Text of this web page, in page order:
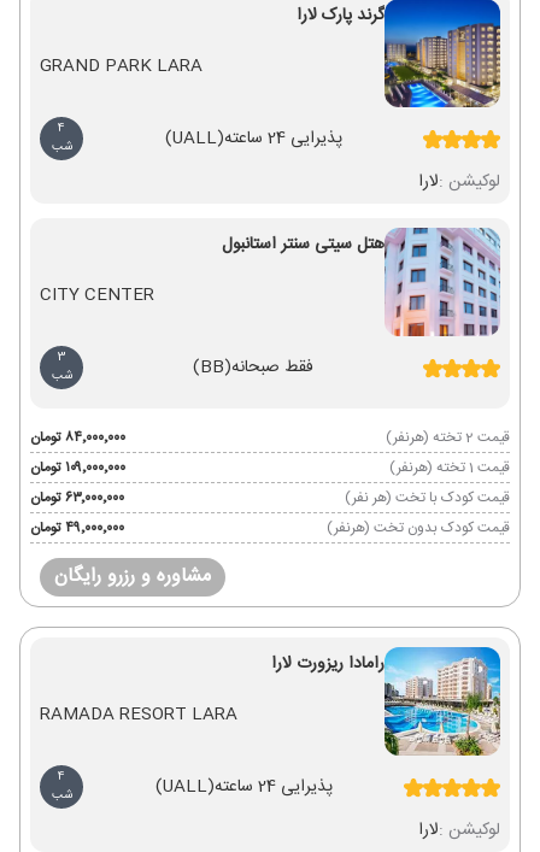
گرند پارک لارا
GRAND PARK LARA
پذیرایی 24 ساعته (UALL)
4
شب
لوکیشن :لارا
هتل سیتی سنتر استانبول
CITY CENTER
فقط صبحانه(BB)
3
شب
قیمت 2 تخته (هرنفر)
۸۴٬۰۰۰٬۰۰۰ تومان
قیمت 1 تخته (هرنفر)
۱۰۹٬۰۰۰٬۰۰۰ تومان
قیمت کودک با تخت (هر نفر)
۶۳٬۰۰۰٬۰۰۰ تومان
قیمت کودک بدون تخت (هرنفر)
۴۹٬۰۰۰٬۰۰۰ تومان
مشاوره و رزرو رایگان
رامادا ریزورت لارا
RAMADA RESORT LARA
پذیرایی 24 ساعته (UALL)
4
شب
لوکیشن :لارا